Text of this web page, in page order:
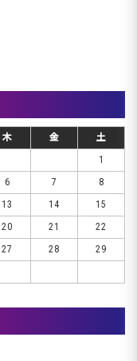
木 金
土
1
6 7
8
13 14
15
20 21
22
27 28
29